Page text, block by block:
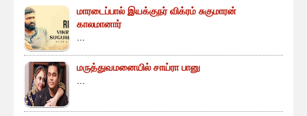
மாரடைப்பால் இயக்குநர் விக்ரம் சுகுமாரன்
காலமானார்
மருத்துவமனையில் சாய்ரா பானு